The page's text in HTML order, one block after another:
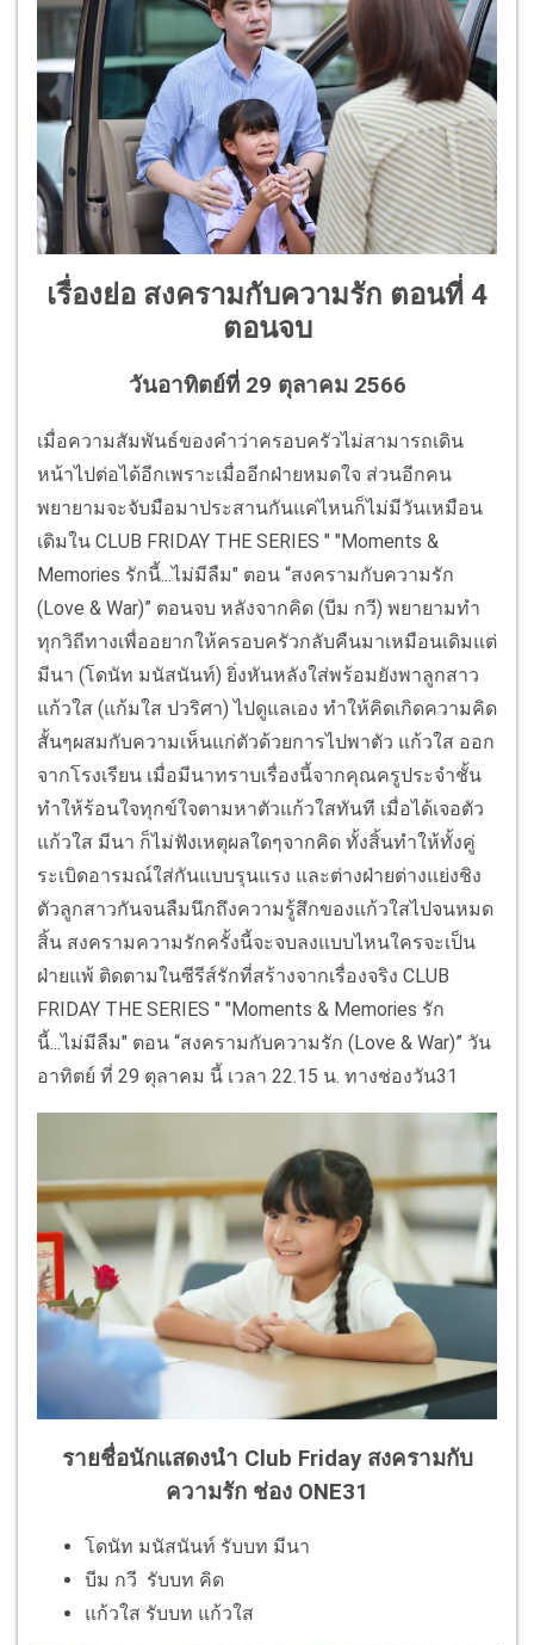
เรื่องย่อ สงครามกับความรัก ตอนที่ 4
ตอนจบ
วันอาทิตย์ที่ 29 ตุลาคม 2566
เมื่อความสัมพันธ์ของคำว่าครอบครัวไม่สามารถเดิน
หน้าไปต่อได้อีกเพราะเมื่ออีกฝ่ายหมดใจ ส่วนอีกคน
พยายามจะจับมือมาประสานกันแค่ไหนก็ไม่มีวันเหมือน
เดิมใน CLUB FRIDAY THE SERIES " "Moments &
Memories รักนี้...ไม่มีลืม" ตอน “สงครามกับความรัก
(Love & War)” ตอนจบ หลังจากคิด (บีม กวี) พยายามทำ
ทุกวิถีทางเพื่ออยากให้ครอบครัวกลับคืนมาเหมือนเดิมแต่
มีนา (โดนัท มนัสนันท์) ยิ่งหันหลังใส่พร้อมยังพาลูกสาว
แก้วใส (แก้มใส ปวริศา) ไปดูแลเอง ทำให้คิดเกิดความคิด
สั้นๆผสมกับความเห็นแก่ตัวด้วยการไปพาตัว แก้วใส ออก
จากโรงเรียน เมื่อมีนาทราบเรื่องนี้จากคุณครูประจำชั้น
ทำให้ร้อนใจทุกข์ใจตามหาตัวแก้วใสทันที เมื่อได้เจอตัว
แก้วใส มีนา ก็ไม่ฟังเหตุผลใดๆจากคิด ทั้งสิ้นทำให้ทั้งคู่
ระเบิดอารมณ์ใส่กันแบบรุนแรง และต่างฝ่ายต่างแย่งชิง
ตัวลูกสาวกันจนลืมนึกถึงความรู้สึกของแก้วใสไปจนหมด
สิ้น สงครามความรักครั้งนี้จะจบลงแบบไหนใครจะเป็น
ฝ่ายแพ้ ติดตามในซีรีส์รักที่สร้างจากเรื่องจริง CLUB
FRIDAY THE SERIES " "Moments & Memories รัก
นี้...ไม่มีลืม" ตอน “สงครามกับความรัก (Love & War)” วัน
อาทิตย์ ที่ 29 ตุลาคม นี้ เวลา 22.15 น. ทางช่องวัน31
รายชื่อนักแสดงนำ Club Friday สงครามกับ
ความรัก ช่อง ONE31
โดนัท มนัสนันท์ รับบท มีนา
บีม กวี รับบท คิด
แก้วใส รับบท แก้วใส